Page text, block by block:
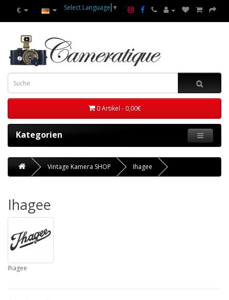
€ Select Language ▼
0 Artikel - 0,00€
Kategorien
Vintage Kamera SHOP Ihagee
Ihagee
Ihagee